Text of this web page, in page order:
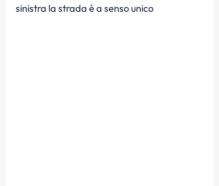
sinistra la strada è a senso unico